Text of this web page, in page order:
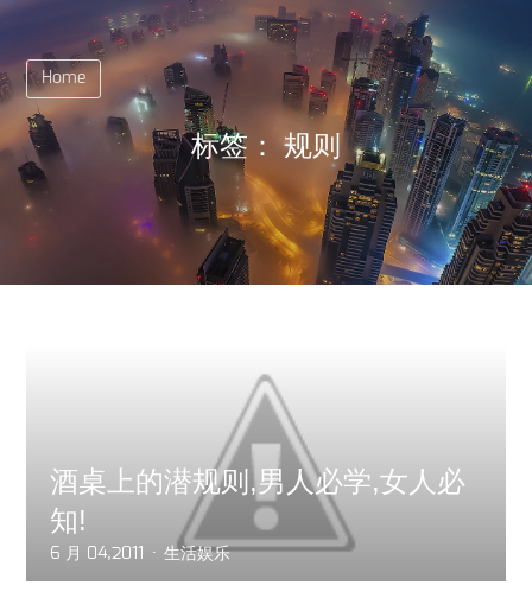
Home
标签：规则
酒桌上的潜规则,男人必学,女人必
知!
6 月 04,2011 生活娱乐